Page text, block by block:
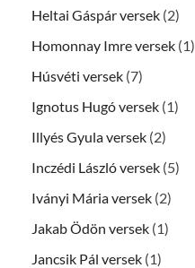
Heltai Gáspár versek (2)
Homonnay Imre versek (1)
Húsvéti versek (7)
Ignotus Hugó versek (1)
Illyés Gyula versek (2)
Inczédi László versek (5)
Iványi Mária versek (2)
Jakab Ödön versek (1)
Jancsik Pál versek (1)